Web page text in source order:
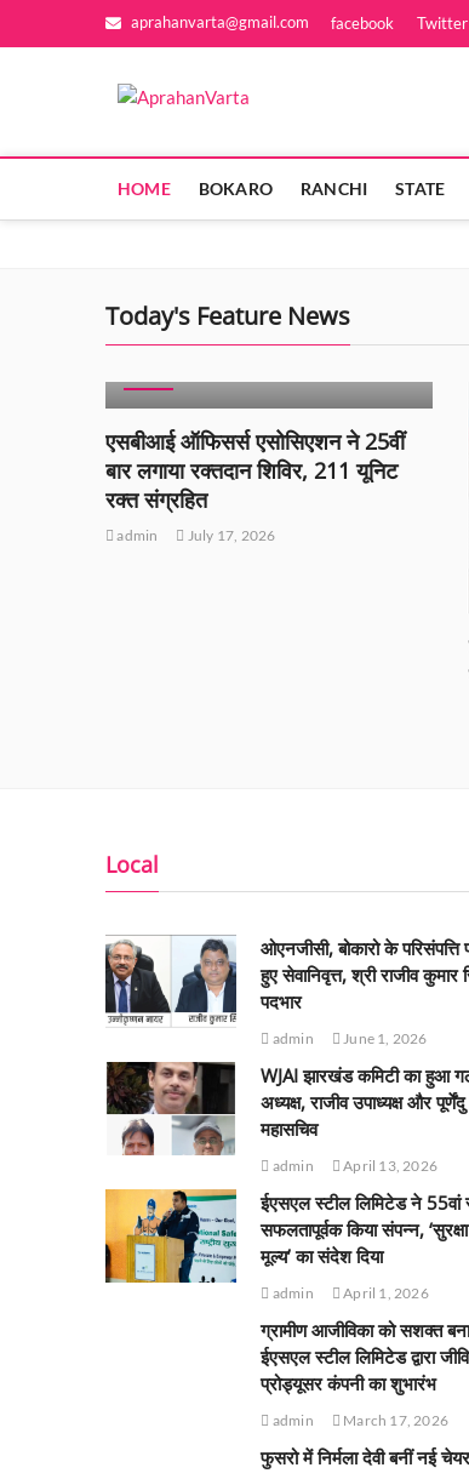
aprahanvarta@gmail.com facebook Twitter
HOME BOKARO RANCHI STATE
Today's Feature News
BIHAR BREAKING NEWS POPULAR
एसबीआई ऑफिसर्स एसोसिएशन ने 25वीं
बार लगाया रक्तदान शिविर, 211 यूनिट
रक्त संग्रहित
admin July 17, 2026
Local
ओएनजीसी, बोकारो के
हुए सेवानिवृत्त, श्री राजीव कुमार
पदभार
admin June 1, 2026
WJAI झारखंड कमिटी का हुआ
अध्यक्ष, राजीव उपाध्यक्ष और
महासचिव
admin April 13, 2026
ईएसएल स्टील लिमिटेड ने 55वां
सफलतापूर्वक किया संपन्न,
मूल्य’ का संदेश दिया
admin April 1, 2026
ग्रामीण आजीविका को सशक्त
ईएसएल स्टील लिमिटेड द्वारा
प्रोड्यूसर कंपनी का शुभारंभ
admin March 17, 2026
फुसरो में निर्मला देवी बनीं नई